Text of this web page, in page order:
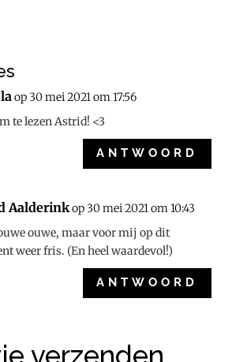
op 30 mei 2021 om 17:56
te lezen Astrid! <3
ANTWOORD
Aalderinkop 30 mei 2021 om 10:43
ouwe, maar voor mij op dit
weer fris. (En heel waardevol!)
ANTWOORD
verzenden